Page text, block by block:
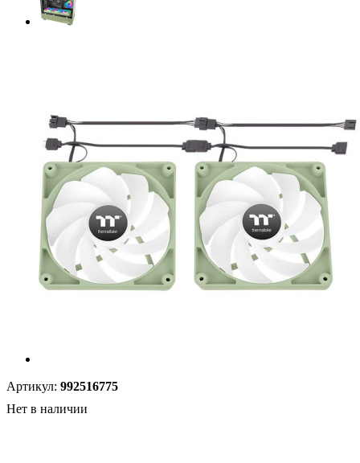
Артикул: 992516775
Нет в наличии